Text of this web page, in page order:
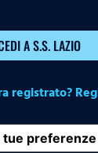
A S.S. LAZIO
registrato?
tue